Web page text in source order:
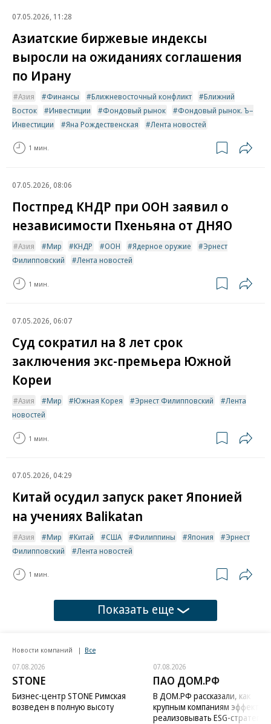
07.05.2026, 11:28
Азиатские биржевые индексы
выросли на ожиданиях соглашения
по Ирану
Азия Финансы Ближневосточный конфликт
Ближний
Восток
Инвестиции Фондовый рынок
Фондовый рынок. Ъ–
Инвестиции
Яна Рождественская Лента новостей
1 мин.
07.05.2026, 08:06
Постпред КНДР при ООН заявил о
независимости Пхеньяна от ДНЯО
Азия Мир КНДР ООН Ядерное оружие
Эрнест
Филипповский
Лента новостей
1 мин.
07.05.2026, 06:07
Суд сократил на 8 лет срок
заключения экс-премьера Южной
Кореи
Азия Мир Южная Корея Эрнест Филипповский
Лента
новостей
1 мин.
07.05.2026, 04:29
Китай осудил запуск ракет Японией
на учениях Balikatan
Азия Мир Китай США Филиппины Япония
Эрнест
Филипповский
Лента новостей
1 мин.
Показать еще
Новости компаний Все
07.08.2026
STONE
Бизнес-центр STONE Римская
возведен в полную высоту
07.08.2026
ПАО ДОМ.РФ
В ДОМ.РФ рассказали, как
крупным компаниям
реализовывать ESG-стратегию